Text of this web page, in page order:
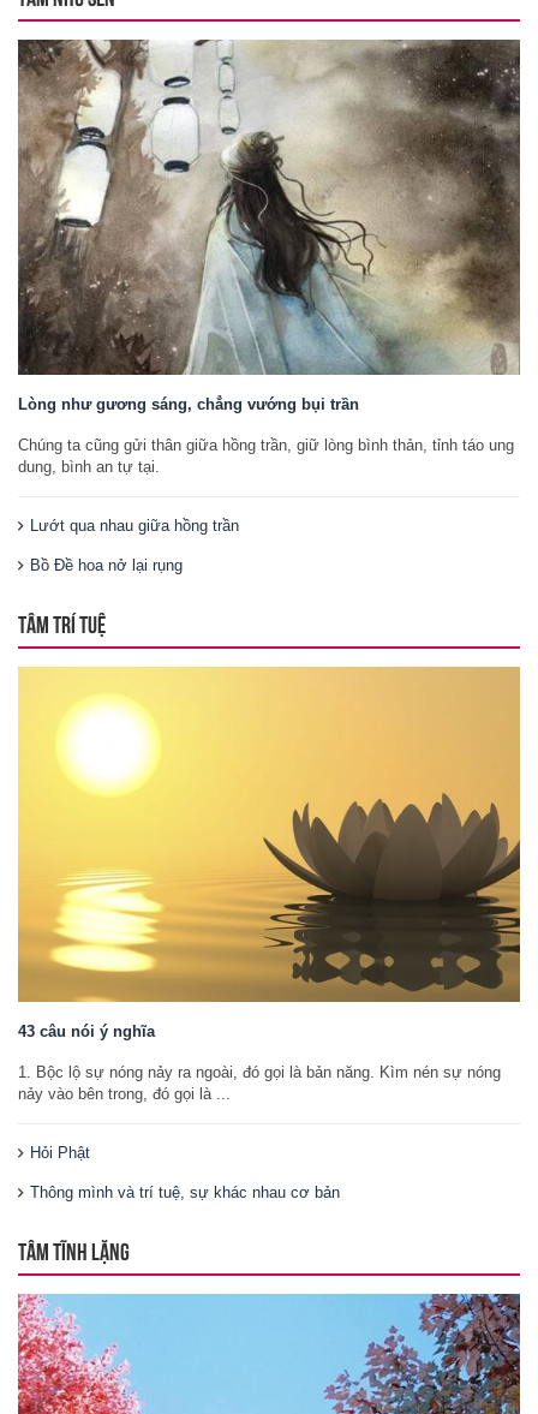
Lòng như gương sáng, chẳng vướng bụi trần
Chúng ta cũng gửi thân giữa hồng trần, giữ lòng bình thản, tỉnh táo ung
dung, bình an tự tại.
Lướt qua nhau giữa hồng trần
Bồ Đề hoa nở lại rụng
TÂM TRÍ TUỆ
43 câu nói ý nghĩa
1. Bộc lộ sự nóng nảy ra ngoài, đó gọi là bản năng. Kìm nén sự nóng
nảy vào bên trong, đó gọi là ...
Hỏi Phật
Thông mình và trí tuệ, sự khác nhau cơ bản
TÂM TĨNH LẶNG